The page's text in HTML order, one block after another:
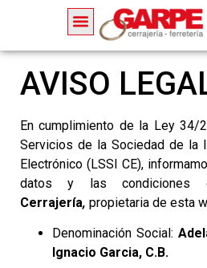
AVISO
En cumplimiento de la Ley 34/
Servicios de la Sociedad de la
Electrónico (LSSI CE),
datos y las
Cerrajería, propietaria de esta
Denominación Social:
Ignacio Garcia, C.B.